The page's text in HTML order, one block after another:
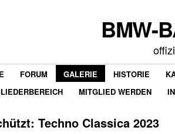
BMW-
FORUM GALERIE HISTORIE
MITGLIED WERDEN
Techno Classica 2023